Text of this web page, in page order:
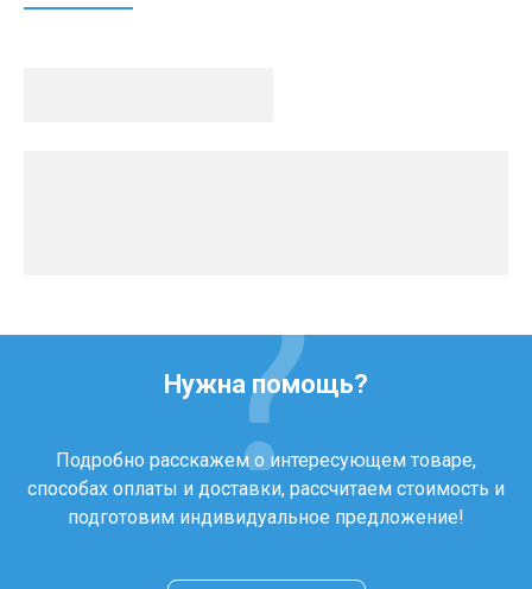
Нужна помощь?
Подробно расскажем о интересующем товаре,
способах оплаты и доставки, рассчитаем стоимость и
подготовим индивидуальное предложение!